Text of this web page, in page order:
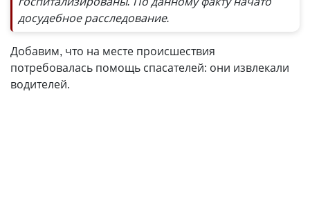
досудебное расследование.
Добавим, что на месте происшествия
потребовалась помощь спасателей: они извлекали
водителей.